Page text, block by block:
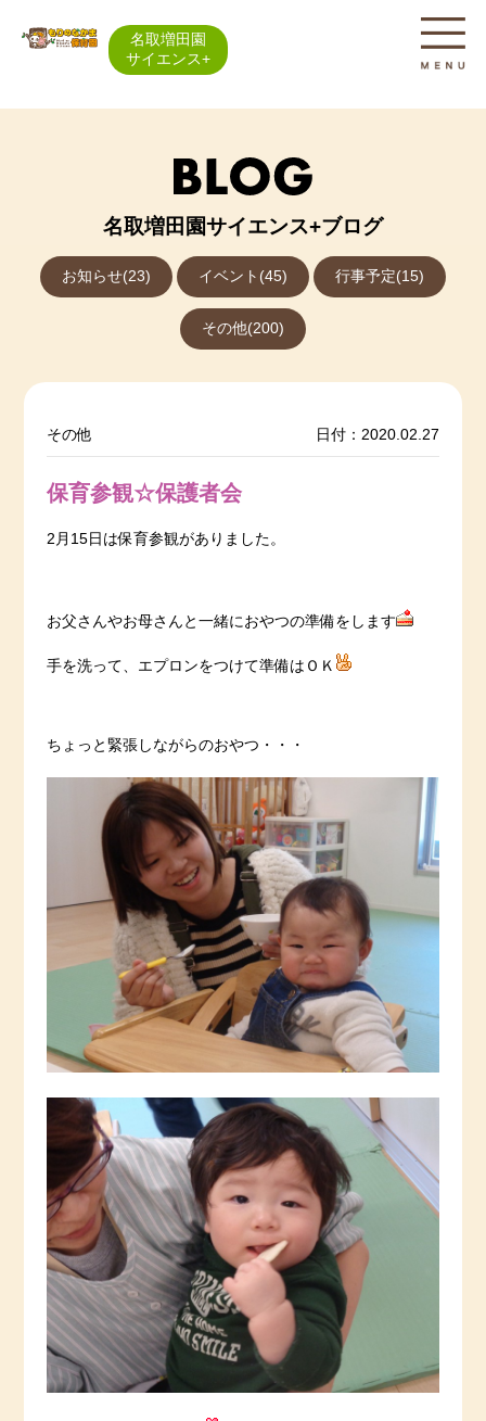
名取増田園
サイエンス+
名取増田園サイエンス+ブログ
お知らせ(23) イベント(45) 行事予定(15)
その他(200)
その他 日付：2020.02.27
保育参観☆保護者会
2月15日は保育参観がありました。
お父さんやお母さんと一緒におやつの準備をします
手を洗って、エプロンをつけて準備はＯＫ
ちょっと緊張しながらのおやつ・・・